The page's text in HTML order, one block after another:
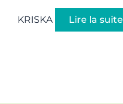
KRISKA Lire la suite